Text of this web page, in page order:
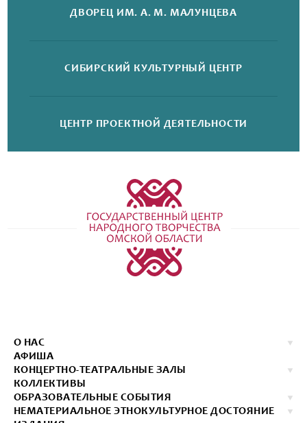
ДВОРЕЦ ИМ. А. М. МАЛУНЦЕВА
СИБИРСКИЙ КУЛЬТУРНЫЙ ЦЕНТР
ЦЕНТР ПРОЕКТНОЙ ДЕЯТЕЛЬНОСТИ
О НАС
АФИША
КОНЦЕРТНО-ТЕАТРАЛЬНЫЕ ЗАЛЫ
КОЛЛЕКТИВЫ
ОБРАЗОВАТЕЛЬНЫЕ СОБЫТИЯ
НЕМАТЕРИАЛЬНОЕ ЭТНОКУЛЬТУРНОЕ ДОСТОЯНИЕ